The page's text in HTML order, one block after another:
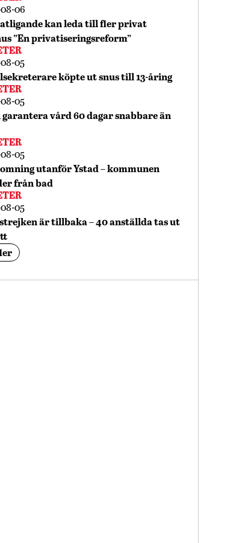
06
kan leda till fler privat
”En privatiseringsreform”
05
köpte ut snus till 13-åring
05
vård 60 dagar snabbare än
05
utanför Ystad – kommunen
från bad
05
är tillbaka – 40 anställda tas ut